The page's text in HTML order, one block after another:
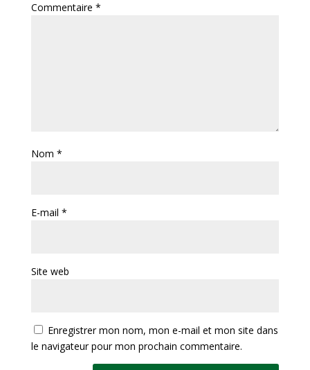
Commentaire *
Nom *
E-mail *
Site web
Enregistrer mon nom, mon e-mail et mon site dans
le navigateur pour mon prochain commentaire.